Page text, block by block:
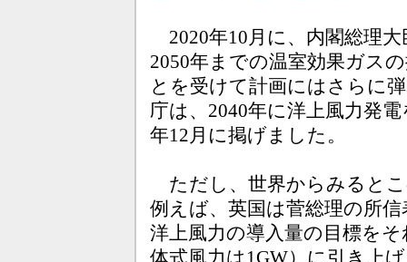
2020年10月に、内閣総理
2050年までの温室効果ガス
とを受けて計画にはさらに
庁は、2040年に洋上風力発
年12月に掲げました。
ただし、世界からみると
例えば、英国は菅総理の所
洋上風力の導入量の目標を
体式風力は1GW）に引き上